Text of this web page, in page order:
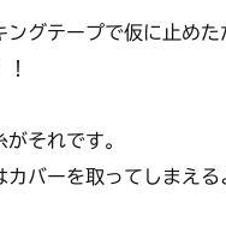
グテープで仮に止め
それです。
バーを取ってしまえ